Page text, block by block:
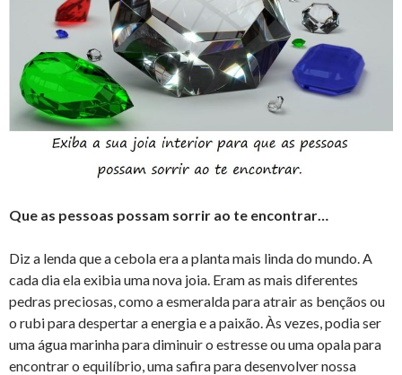
Que as pessoas possam sorrir ao te encontrar…
Diz a lenda que a cebola era a planta mais linda do mundo. A
cada dia ela exibia uma nova joia. Eram as mais diferentes
pedras preciosas, como a esmeralda para atrair as bençãos ou
o rubi para despertar a energia e a paixão. Às vezes, podia ser
uma água marinha para diminuir o estresse ou uma opala para
encontrar o equilíbrio, uma safira para desenvolver nossa